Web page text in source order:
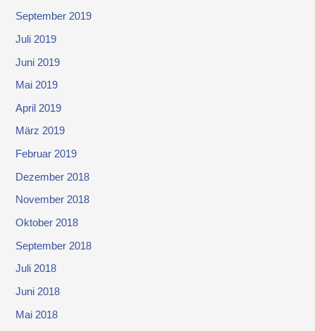
September 2019
Juli 2019
Juni 2019
Mai 2019
April 2019
März 2019
Februar 2019
Dezember 2018
November 2018
Oktober 2018
September 2018
Juli 2018
Juni 2018
Mai 2018